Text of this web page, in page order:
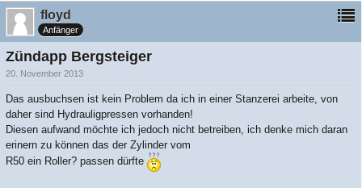
floyd
Anfänger
Zündapp Bergsteiger
20. November 2013
Das ausbuchsen ist kein Problem da ich in einer Stanzerei arbeite, von
daher sind Hydrauligpressen vorhanden!
Diesen aufwand möchte ich jedoch nicht betreiben, ich denke mich daran
erinern zu können das der Zylinder vom
R50 ein Roller? passen dürfte